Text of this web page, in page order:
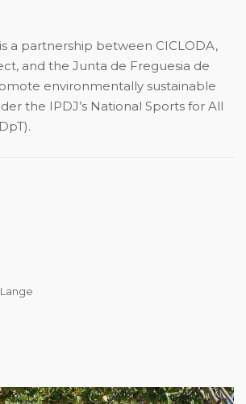
a partnership between CICLODA,
and the Junta de Freguesia de
environmentally sustainable
the IPDJ’s National Sports for All